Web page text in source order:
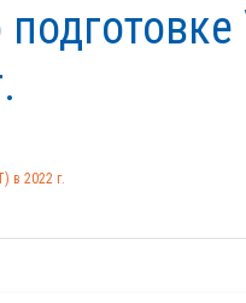
в 2022 г.